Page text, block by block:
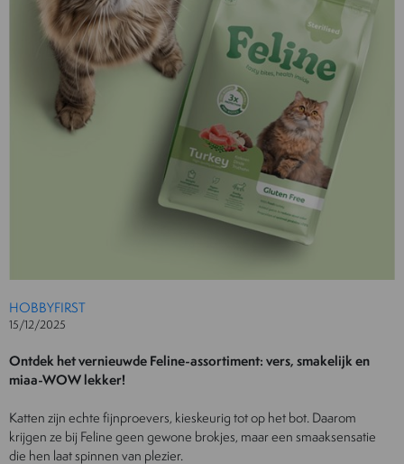
HOBBYFIRST
15/12/2025
Ontdek het vernieuwde Feline-assortiment: vers, smakelijk en
miaa-WOW lekker!
Katten zijn echte fijnproevers, kieskeurig tot op het bot. Daarom
krijgen ze bij Feline geen gewone brokjes, maar een smaaksensatie
die hen laat spinnen van plezier.